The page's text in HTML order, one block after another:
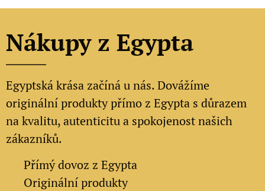
Nákupy z Egypta
Egyptská krása začíná u nás. Dovážíme
originální produkty přímo z Egypta s důrazem
na kvalitu, autenticitu a spokojenost našich
zákazníků.
Přímý dovoz z Egypta
Originální produkty